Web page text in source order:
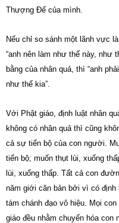
Thượng Đế của mình.
Nếu chỉ so sánh một lãnh vực
“anh nên làm như thế này, như
bằng của nhân quả, thì “anh
như thế kia”.
Với Phật giáo, định luật nhân
không có nhân quả thì cũng
cả sự tiến bộ của con người.
tiến bộ; muốn thụt lùi, xuống
lùi, xuống thấp. Tất cả con
năm giới căn bản bởi vì có định
tám chánh đạo vô hiệu. Mọi
giáo đều nhằm chuyển hóa